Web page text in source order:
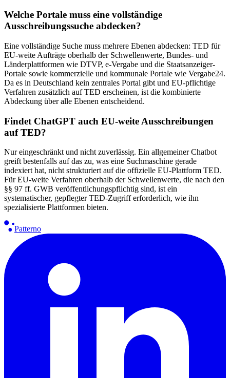
Welche Portale muss eine vollständige
Ausschreibungssuche abdecken?
Eine vollständige Suche muss mehrere Ebenen abdecken: TED für
EU-weite Aufträge oberhalb der Schwellenwerte, Bundes- und
Länderplattformen wie DTVP, e-Vergabe und die Staatsanzeiger-
Portale sowie kommerzielle und kommunale Portale wie Vergabe24.
Da es in Deutschland kein zentrales Portal gibt und EU-pflichtige
Verfahren zusätzlich auf TED erscheinen, ist die kombinierte
Abdeckung über alle Ebenen entscheidend.
Findet ChatGPT auch EU-weite Ausschreibungen
auf TED?
Nur eingeschränkt und nicht zuverlässig. Ein allgemeiner Chatbot
greift bestenfalls auf das zu, was eine Suchmaschine gerade
indexiert hat, nicht strukturiert auf die offizielle EU-Plattform TED.
Für EU-weite Verfahren oberhalb der Schwellenwerte, die nach den
§§ 97 ff. GWB veröffentlichungspflichtig sind, ist ein
systematischer, gepflegter TED-Zugriff erforderlich, wie ihn
spezialisierte Plattformen bieten.
Patterno